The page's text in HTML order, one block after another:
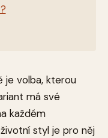
je volba, kterou
má své
každém
styl je pro něj